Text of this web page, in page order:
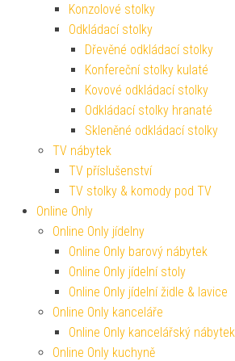
Konzolové stolky
Odkládací stolky
Dřevěné odkládací stolky
Konfereční stolky kulaté
Kovové odkládací stolky
Odkládací stolky hranaté
Skleněné odkládací stolky
TV nábytek
TV příslušenství
TV stolky & komody pod TV
Online Only
Online Only jídelny
Online Only barový nábytek
Online Only jídelní stoly
Online Only jídelní židle & lavice
Online Only kanceláře
Online Only kancelářský nábytek
Online Only kuchyně